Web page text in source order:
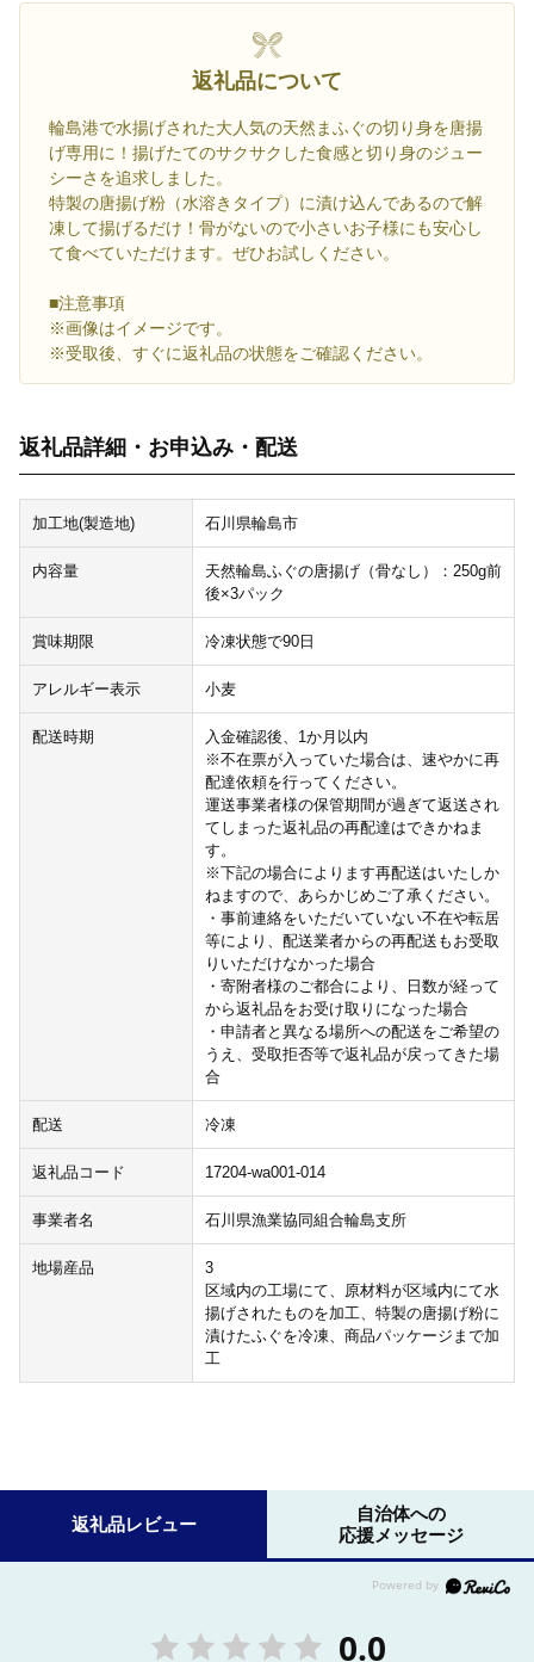
返礼品について
輪島港で水揚げされた大人気の天然まふぐの切り身を唐揚
げ専用に！揚げたてのサクサクした食感と切り身のジュー
シーさを追求しました。
特製の唐揚げ粉（水溶きタイプ）に漬け込んであるので解
凍して揚げるだけ！骨がないので小さいお子様にも安心し
て食べていただけます。ぜひお試しください。
■注意事項
※画像はイメージです。
※受取後、すぐに返礼品の状態をご確認ください。
返礼品詳細・お申込み・配送
加工地(製造地) 石川県輪島市
内容量
天然輪島ふぐの唐揚げ（骨なし）：250g前
後×3パック
賞味期限 冷凍状態で90日
アレルギー表示 小麦
配送時期
入金確認後、1か月以内
※不在票が入っていた場合は、速やかに再
配達依頼を行ってください。
運送事業者様の保管期間が過ぎて返送され
てしまった返礼品の再配達はできかねま
す。
※下記の場合によります再配送はいたしか
ねますので、あらかじめご了承ください。
・事前連絡をいただいていない不在や転居
等により、配送業者からの再配送もお受取
りいただけなかった場合
・寄附者様のご都合により、日数が経って
から返礼品をお受け取りになった場合
・申請者と異なる場所への配送をご希望の
うえ、受取拒否等で返礼品が戻ってきた場
合
配送 冷凍
返礼品コード 17204-wa001-014
事業者名 石川県漁業協同組合輪島支所
地場産品
3
区域内の工場にて、原材料が区域内にて水
揚げされたものを加工、特製の唐揚げ粉に
漬けたふぐを冷凍、商品パッケージまで加
工
返礼品レビュー
自治体への
応援メッセージ
0.0